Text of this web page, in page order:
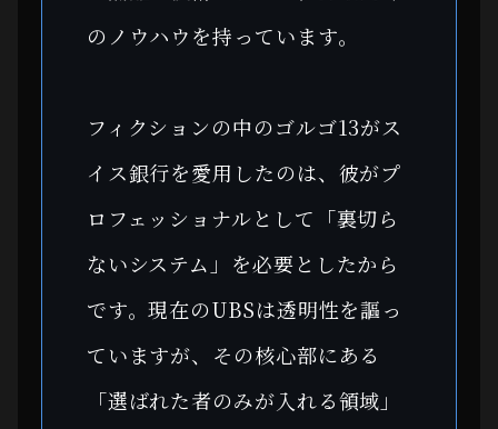
のノウハウを持っています。
フィクションの中のゴルゴ13がス
イス銀行を愛用したのは、彼がプ
ロフェッショナルとして「裏切ら
ないシステム」を必要としたから
です。現在のUBSは透明性を謳っ
ていますが、その核心部にある
「選ばれた者のみが入れる領域」